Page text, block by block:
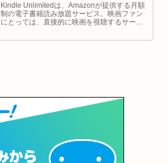
Kindle Unlimitedは、Amazonが提供する月額
制の電子書籍読み放題サービス。映画ファン
にとっては、直接的に映画を視聴するサービ
理解し、楽しむための間接的なツールとして